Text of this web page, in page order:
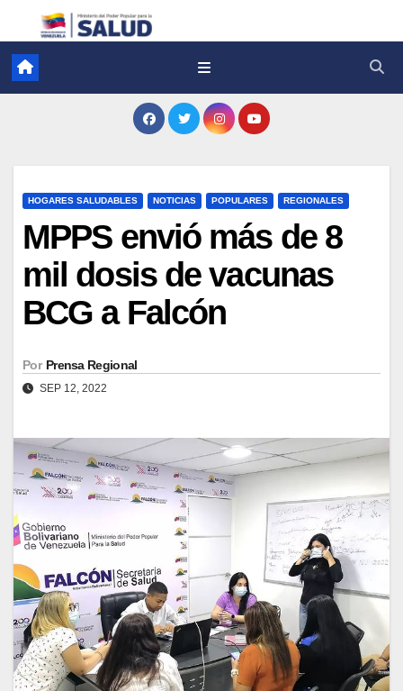
HOGARES SALUDABLES NOTICIAS POPULARES REGIONALES
MPPS envió más de 8
mil dosis de vacunas
BCG a Falcón
Por Prensa Regional
SEP 12, 2022